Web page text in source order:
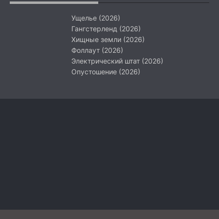
Ущелье (2026)
Гангстерленд (2026)
Хищные земли (2026)
Фоллаут (2026)
Электрический штат (2026)
Опустошение (2026)